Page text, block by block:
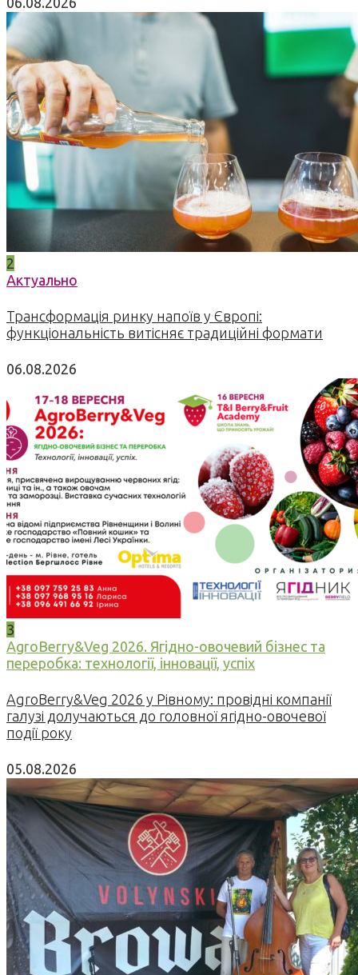
2
Актуально
Трансформація ринку напоїв у Європі:
функціональність витісняє традиційні формати
06.08.2026
3
AgroBerry&Veg 2026. Ягідно-овочевий бізнес та
переробка: технології, інновації, успіх
AgroBerry&Veg 2026 у Рівному: провідні компанії
галузі долучаються до головної ягідно-овочевої
події року
05.08.2026